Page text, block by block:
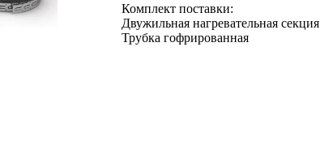
Комплект поставки:
Двужильная нагревательная секция
Трубка гофрированная